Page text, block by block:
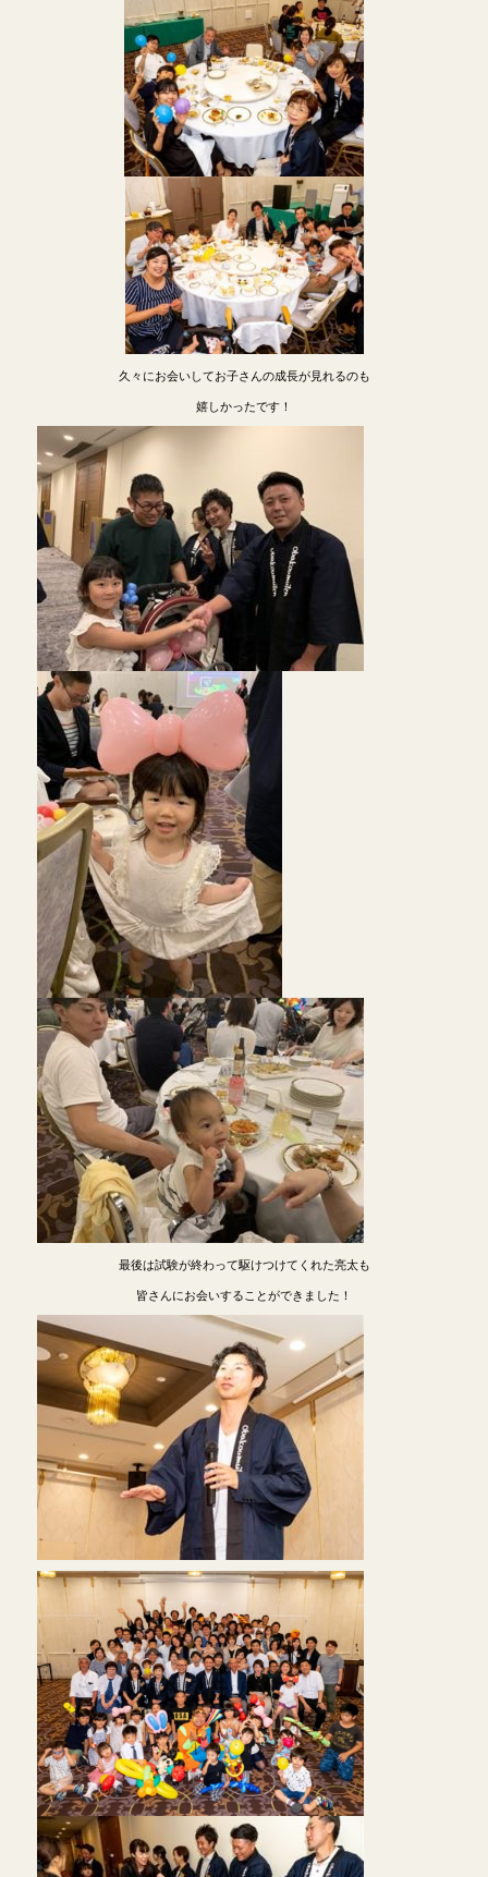
久々にお会いしてお子さんの成長が見れるのも
嬉しかったです！
最後は試験が終わって駆けつけてくれた亮太も
皆さんにお会いすることができました！